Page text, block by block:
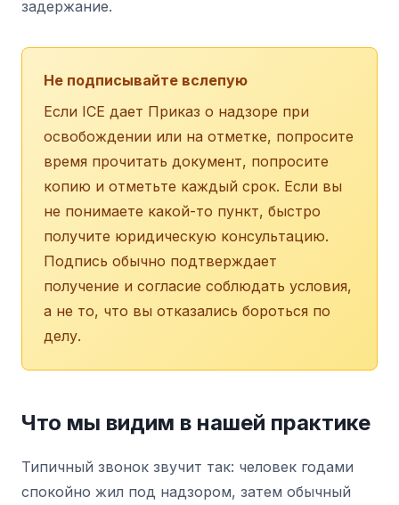
задержание.
Не подписывайте вслепую
Если ICE дает Приказ о надзоре при
освобождении или на отметке, попросите
время прочитать документ, попросите
копию и отметьте каждый срок. Если вы
не понимаете какой-то пункт, быстро
получите юридическую консультацию.
Подпись обычно подтверждает
получение и согласие соблюдать условия,
а не то, что вы отказались бороться по
делу.
Что мы видим в нашей практике
Типичный звонок звучит так: человек годами
спокойно жил под надзором, затем обычный